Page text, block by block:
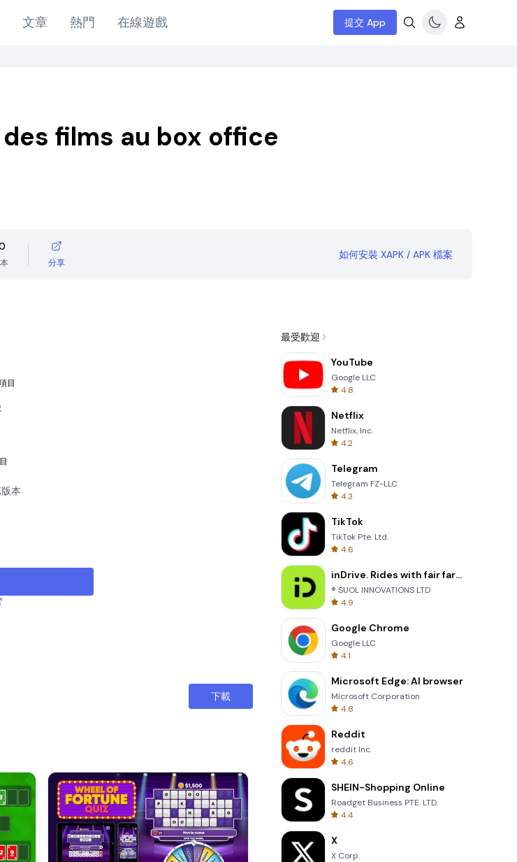
文章 熱門 在線遊戲 提交 App
films au box office
分享
如何安裝 XAPK / APK 檔案
目
本
下載
最受歡迎
YouTube
Google LLC
4.8
Netflix
Netflix, Inc.
4.2
Telegram
Telegram FZ-LLC
4.3
TikTok
TikTok Pte. Ltd.
4.6
inDrive. Rides with fair fares
® SUOL INNOVATIONS LTD
4.9
Google Chrome
Google LLC
4.1
Microsoft Edge: AI browser
Microsoft Corporation
4.8
Reddit
reddit Inc.
4.6
SHEIN-Shopping Online
Roadget Business PTE. LTD.
4.4
X
X Corp.